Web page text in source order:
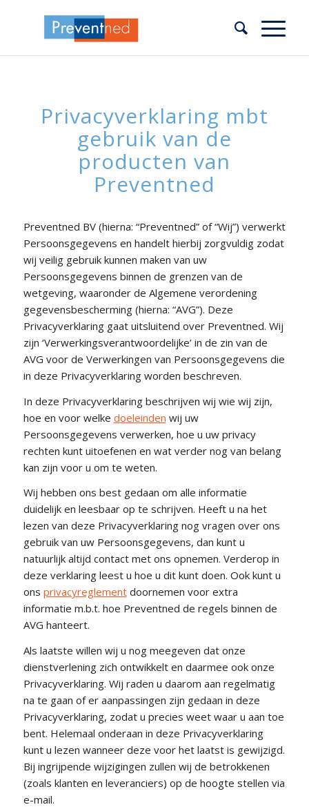
Privacyverklaring mbt
gebruik van de
producten van
Preventned
Preventned BV (hierna: “Preventned” of “Wij”) verwerkt
Persoonsgegevens en handelt hierbij zorgvuldig zodat
wij veilig gebruik kunnen maken van uw
Persoonsgegevens binnen de grenzen van de
wetgeving, waaronder de Algemene verordening
gegevensbescherming (hierna: “AVG”). Deze
Privacyverklaring gaat uitsluitend over Preventned. Wij
zijn ‘Verwerkingsverantwoordelijke’ in de zin van de
AVG voor de Verwerkingen van Persoonsgegevens die
in deze Privacyverklaring worden beschreven.
In deze Privacyverklaring beschrijven wij wie wij zijn,
hoe en voor welke doeleinden wij uw
Persoonsgegevens verwerken, hoe u uw privacy
rechten kunt uitoefenen en wat verder nog van belang
kan zijn voor u om te weten.
Wij hebben ons best gedaan om alle informatie
duidelijk en leesbaar op te schrijven. Heeft u na het
lezen van deze Privacyverklaring nog vragen over ons
gebruik van uw Persoonsgegevens, dan kunt u
natuurlijk altijd contact met ons opnemen. Verderop in
deze verklaring leest u hoe u dit kunt doen. Ook kunt u
ons privacyreglementdoornemen voor extra
informatie m.b.t. hoe Preventned de regels binnen de
AVG hanteert.
Als laatste willen wij u nog meegeven dat onze
dienstverlening zich ontwikkelt en daarmee ook onze
Privacyverklaring. Wij raden u daarom aan regelmatig
na te gaan of er aanpassingen zijn gedaan in deze
Privacyverklaring, zodat u precies weet waar u aan toe
bent. Helemaal onderaan in deze Privacyverklaring
kunt u lezen wanneer deze voor het laatst is gewijzigd.
Bij ingrijpende wijzigingen zullen wij de betrokkenen
(zoals klanten en leveranciers) op de hoogte stellen via
e-mail.